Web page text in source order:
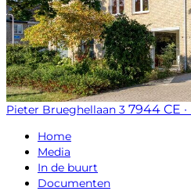
Pieter Brueghellaan 3 7944 CE
Home
Media
In de buurt
Documenten